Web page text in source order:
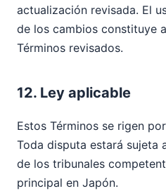
actualización revisada. El
de los cambios constituye
Términos revisados.
12. Ley aplicable
Estos Términos se rigen
Toda disputa estará sujeta
de los tribunales
principal en Japón.